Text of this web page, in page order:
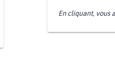
En cliquant, vous